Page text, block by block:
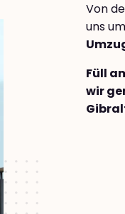
Von
uns
Füll
wir